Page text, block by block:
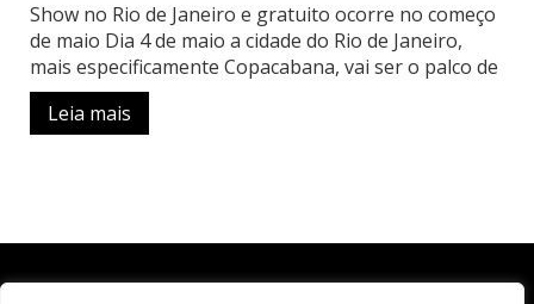
Show no Rio de Janeiro e gratuito ocorre no começo
de maio Dia 4 de maio a cidade do Rio de Janeiro,
mais especificamente Copacabana, vai ser o palco de
Leia mais